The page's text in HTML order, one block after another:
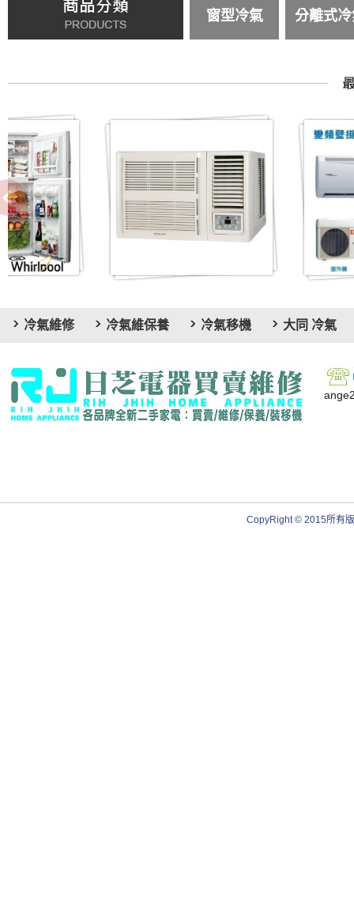
窗型冷氣 分離式
冷氣維修 冷氣維保養 冷氣移機 大同 冷氣
CopyRight © 2015所有